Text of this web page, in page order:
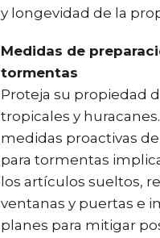
y longevidad de la
Medidas de
tormentas
Proteja su propiedad
tropicales y
medidas proactivas
para tormentas
los artículos sueltos,
ventanas y puertas e
planes para mitigar